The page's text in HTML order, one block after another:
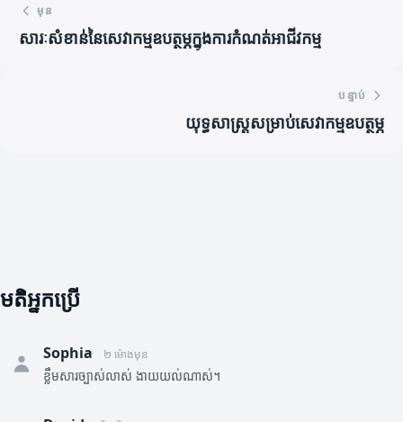
មុន
សារៈសំខាន់នៃសេវាកម្មឧបត្ថម្ភក្នុងការកំណត់អាជីវកម្ម
បន្ទាប់
យុទ្ធសាស្ត្រសម្រាប់សេវាកម្មឧបត្ថម្ភ
មតិអ្នកប្រើ
Sophia ២ ម៉ោងមុន
ខ្លឹមសារច្បាស់លាស់ ងាយយល់ណាស់។